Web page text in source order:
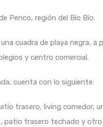
Penco, región del Bío Bío.
cuadra de playa negra,
y centro comercial.
cuenta con lo siguiente:
trasero, living comedor,
patio trasero techado y